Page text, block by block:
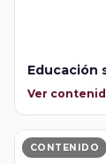
Educación
Ver
CONTENIDO